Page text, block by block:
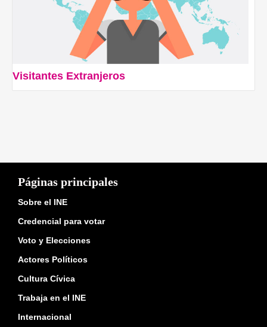
Visitantes Extranjeros
Páginas principales
Sobre el INE
Credencial para votar
Voto y Elecciones
Actores Políticos
Cultura Cívica
Trabaja en el INE
Internacional